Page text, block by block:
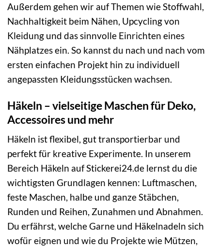
Außerdem gehen wir auf Themen wie Stoffwahl,
Nachhaltigkeit beim Nähen, Upcycling von
Kleidung und das sinnvolle Einrichten eines
Nähplatzes ein. So kannst du nach und nach vom
ersten einfachen Projekt hin zu individuell
angepassten Kleidungsstücken wachsen.
Häkeln – vielseitige Maschen für Deko,
Accessoires und mehr
Häkeln ist flexibel, gut transportierbar und
perfekt für kreative Experimente. In unserem
Bereich Häkeln auf Stickerei24.de lernst du die
wichtigsten Grundlagen kennen: Luftmaschen,
feste Maschen, halbe und ganze Stäbchen,
Runden und Reihen, Zunahmen und Abnahmen.
Du erfährst, welche Garne und Häkelnadeln sich
wofür eignen und wie du Projekte wie Mützen,